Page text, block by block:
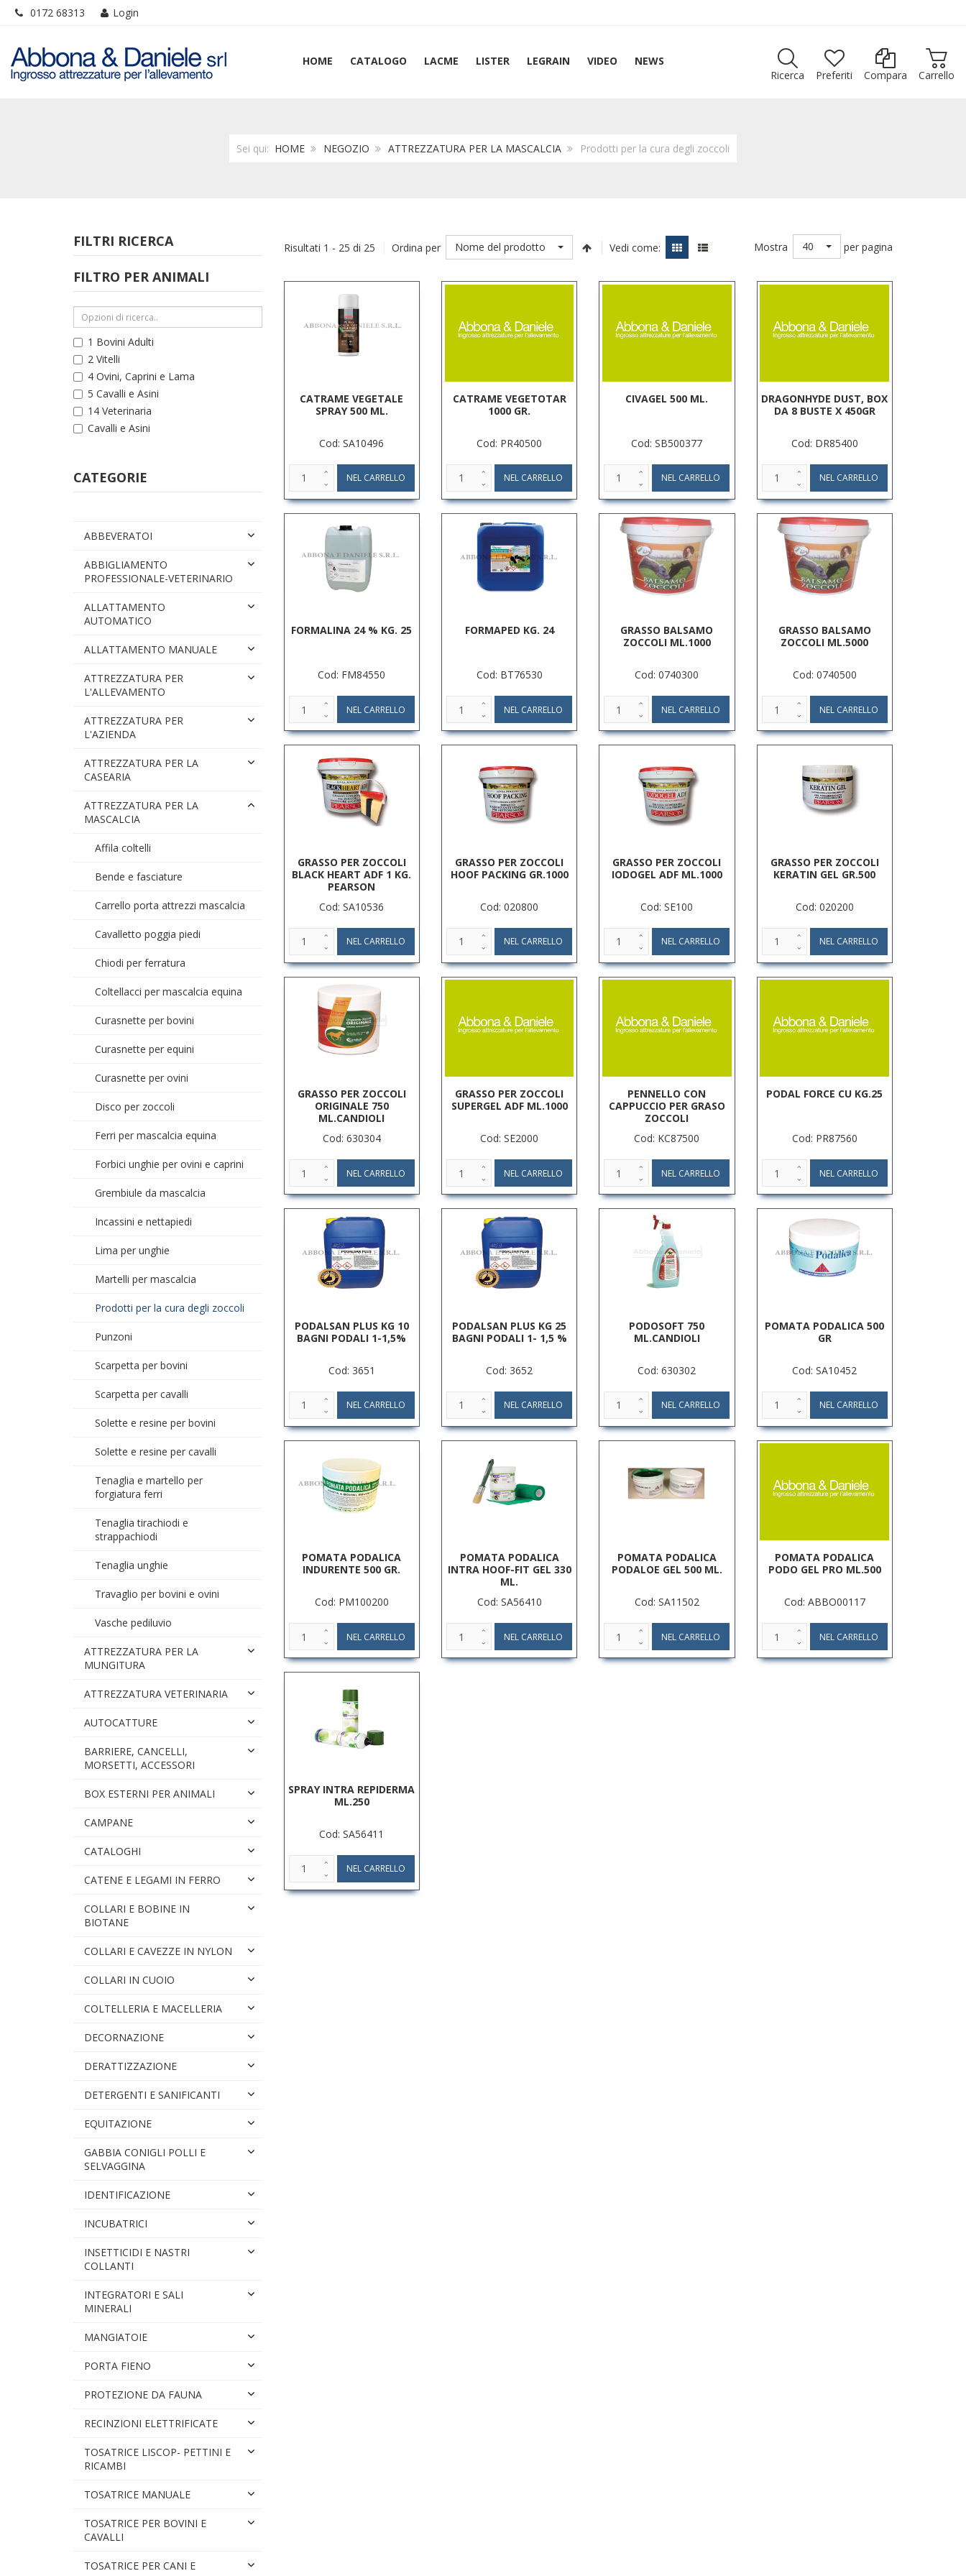
0172 68313 Login
HOME CATALOGO LACME LISTER LEGRAIN VIDEO
NEWS
Ricerca
Preferiti Compara Carrello
Sei qui: HOME NEGOZIO ATTREZZATURA PER LA MASCALCIA Prodotti per la cura degli zoccoli
FILTRI RICERCA
FILTRO PER ANIMALI
1 Bovini Adulti
2 Vitelli
4 Ovini, Caprini e Lama
5 Cavalli e Asini
14 Veterinaria
Cavalli e Asini
CATEGORIE
ABBEVERATOI
ABBIGLIAMENTO
PROFESSIONALE-VETERINARIO
ALLATTAMENTO
AUTOMATICO
ALLATTAMENTO MANUALE
ATTREZZATURA PER
L'ALLEVAMENTO
ATTREZZATURA PER
L'AZIENDA
ATTREZZATURA PER LA
CASEARIA
ATTREZZATURA PER LA
MASCALCIA
Affila coltelli
Bende e fasciature
Carrello porta attrezzi mascalcia
Cavalletto poggia piedi
Chiodi per ferratura
Coltellacci per mascalcia equina
Curasnette per bovini
Curasnette per equini
Curasnette per ovini
Disco per zoccoli
Ferri per mascalcia equina
Forbici unghie per ovini e caprini
Grembiule da mascalcia
Incassini e nettapiedi
Lima per unghie
Martelli per mascalcia
Prodotti per la cura degli zoccoli
Punzoni
Scarpetta per bovini
Scarpetta per cavalli
Solette e resine per bovini
Solette e resine per cavalli
Tenaglia e martello per
forgiatura ferri
Tenaglia tirachiodi e
strappachiodi
Tenaglia unghie
Travaglio per bovini e ovini
Vasche pediluvio
ATTREZZATURA PER LA
MUNGITURA
ATTREZZATURA VETERINARIA
AUTOCATTURE
BARRIERE, CANCELLI,
MORSETTI, ACCESSORI
BOX ESTERNI PER ANIMALI
CAMPANE
CATALOGHI
CATENE E LEGAMI IN FERRO
COLLARI E BOBINE IN
BIOTANE
COLLARI E CAVEZZE IN NYLON
COLLARI IN CUOIO
COLTELLERIA E MACELLERIA
DECORNAZIONE
DERATTIZZAZIONE
DETERGENTI E SANIFICANTI
EQUITAZIONE
GABBIA CONIGLI POLLI E
SELVAGGINA
IDENTIFICAZIONE
INCUBATRICI
INSETTICIDI E NASTRI
COLLANTI
INTEGRATORI E SALI
MINERALI
MANGIATOIE
PORTA FIENO
PROTEZIONE DA FAUNA
RECINZIONI ELETTRIFICATE
TOSATRICE LISCOP- PETTINI E
RICAMBI
TOSATRICE MANUALE
TOSATRICE PER BOVINI E
CAVALLI
TOSATRICE PER CANI E
Risultati 1 - 25 di 25 Ordina per Nome del prodotto Vedi come: Mostra 40 per pagina
CATRAME VEGETALE
SPRAY 500 ML.
Cod: SA10496
CATRAME VEGETOTAR
1000 GR.
Cod: PR40500
CIVAGEL 500 ML.
Cod: SB500377
DRAGONHYDE DUST, BOX
DA 8 BUSTE X 450GR
Cod: DR85400
FORMALINA 24 % KG. 25
Cod: FM84550
FORMAPED KG. 24
Cod: BT76530
GRASSO BALSAMO
ZOCCOLI ML.1000
Cod: 0740300
GRASSO BALSAMO
ZOCCOLI ML.5000
Cod: 0740500
GRASSO PER ZOCCOLI
BLACK HEART ADF 1 KG.
PEARSON
Cod: SA10536
GRASSO PER ZOCCOLI
HOOF PACKING GR.1000
Cod: 020800
GRASSO PER ZOCCOLI
IODOGEL ADF ML.1000
Cod: SE100
GRASSO PER ZOCCOLI
KERATIN GEL GR.500
Cod: 020200
GRASSO PER ZOCCOLI
ORIGINALE 750
ML.CANDIOLI
Cod: 630304
GRASSO PER ZOCCOLI
SUPERGEL ADF ML.1000
Cod: SE2000
PENNELLO CON
CAPPUCCIO PER GRASO
ZOCCOLI
Cod: KC87500
PODAL FORCE CU KG.25
Cod: PR87560
PODALSAN PLUS KG 10
BAGNI PODALI 1-1,5%
Cod: 3651
PODALSAN PLUS KG 25
BAGNI PODALI 1- 1,5 %
Cod: 3652
PODOSOFT 750
ML.CANDIOLI
Cod: 630302
POMATA PODALICA 500
GR
Cod: SA10452
POMATA PODALICA
INDURENTE 500 GR.
Cod: PM100200
POMATA PODALICA
INTRA HOOF-FIT GEL 330
ML.
Cod: SA56410
POMATA PODALICA
PODALOE GEL 500 ML.
Cod: SA11502
POMATA PODALICA
PODO GEL PRO ML.500
Cod: ABBO00117
SPRAY INTRA REPIDERMA
ML.250
Cod: SA56411